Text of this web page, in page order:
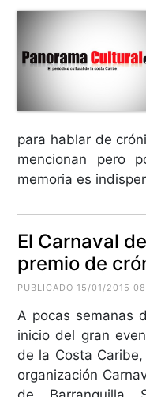
para hablar de
mencionan pero
memoria es
El Carnaval
premio de
PUBLICADO 15/01/2015
A pocas semanas
inicio del gran
de la Costa Caribe,
organización